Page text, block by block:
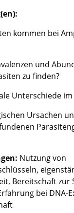
kommen bei
und
zu finden?
Unterschiede
Ursachen
Nutzung von
Bereitschaft zur
bei DNA-